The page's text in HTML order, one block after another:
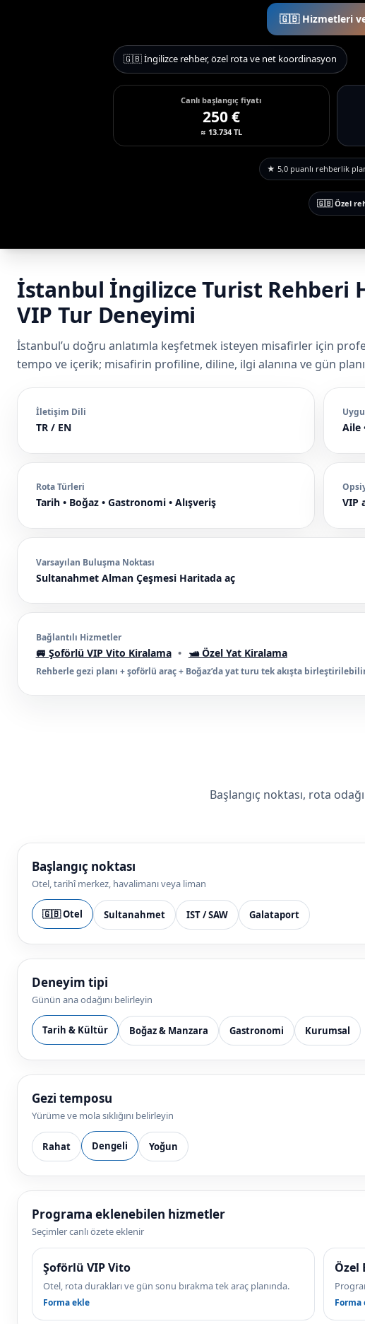
🇬🇧 Hizmetleri ve
🇬🇧 İngilizce rehber, özel rota ve net koordinasyon
Canlı başlangıç fiyatı
250 €
≈ 13.734 TL
★ 5,0 puanlı rehberlik
🇬🇧 Özel
İstanbul İngilizce Turist Rehberi
VIP Tur Deneyimi
İstanbul’u doğru anlatımla keşfetmek isteyen misafirler için
tempo ve içerik; misafirin profiline, diline, ilgi alanına ve gün
İletişim Dili
TR / EN Aile
Rota Türleri
Tarih • Boğaz • Gastronomi • Alışveriş VIP
Varsayılan Buluşma Noktası
Sultanahmet Alman Çeşmesi Haritada aç
Bağlantılı Hizmetler
🚐 Şoförlü VIP Vito Kiralama • 🛥️ Özel Yat Kiralama
Rehberle gezi planı + şoförlü araç + Boğaz’da yat turu tek akışta
Başlangıç noktası, rota
Başlangıç noktası
Otel, tarihî merkez, havalimanı veya liman
🇬🇧 Otel Sultanahmet IST / SAW Galataport
Deneyim tipi
Günün ana odağını belirleyin
Tarih & Kültür Boğaz & Manzara Gastronomi Kurumsal
Gezi temposu
Yürüme ve mola sıklığını belirleyin
Rahat Dengeli Yoğun
Programa eklenebilen hizmetler
Seçimler canlı özete eklenir
Şoförlü VIP Vito
Otel, rota durakları ve gün sonu bırakma tek araç planında.
Forma ekle
Özel
Forma